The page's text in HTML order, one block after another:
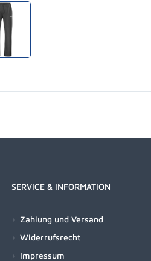
SERVICE & INFORMATION
Zahlung und Versand
Widerrufsrecht
Impressum